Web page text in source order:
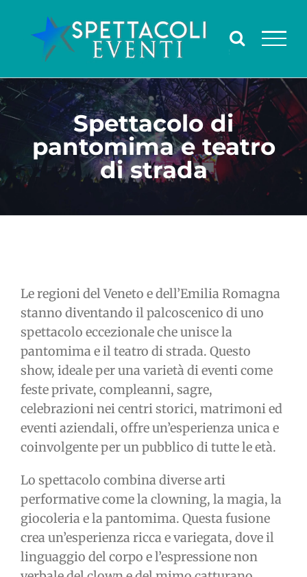
contenuto
Spettacolo di
pantomima e teatro
di strada
Le regioni del Veneto e dell’Emilia Romagna
stanno diventando il palcoscenico di uno
spettacolo eccezionale che unisce la
pantomima e il teatro di strada. Questo
show, ideale per una varietà di eventi come
feste private, compleanni, sagre,
celebrazioni nei centri storici, matrimoni ed
eventi aziendali, offre un’esperienza unica e
coinvolgente per un pubblico di tutte le età.
Lo spettacolo combina diverse arti
performative come la clowning, la magia, la
giocoleria e la pantomima. Questa fusione
crea un’esperienza ricca e variegata, dove il
linguaggio del corpo e l’espressione non